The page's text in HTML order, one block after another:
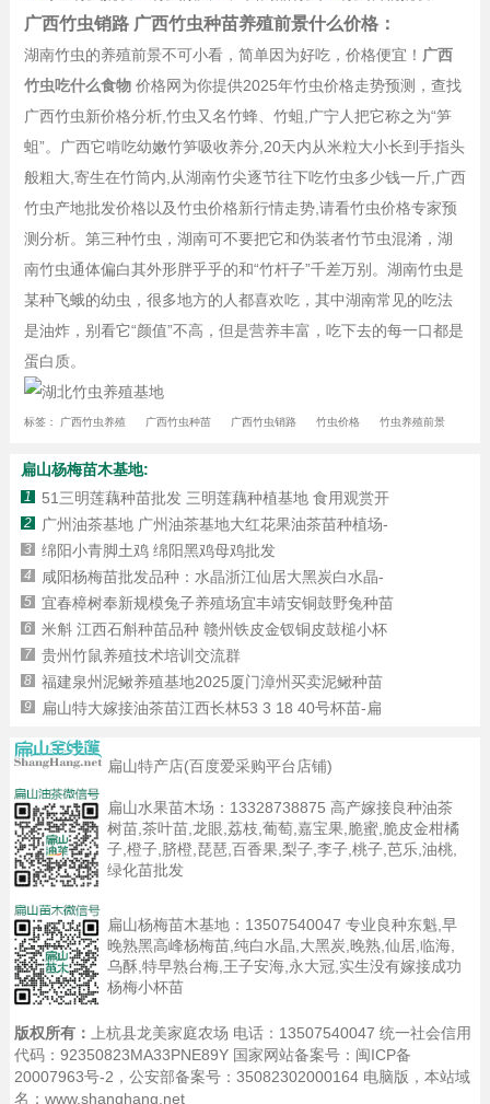
广西竹虫销路 广西竹虫种苗养殖前景什么价格：
湖南竹虫的养殖前景不可小看，简单因为好吃，价格便宜！ 广西
竹虫吃什么食物价格网为你提供2025年竹虫价格走势预测，查找
广西竹虫新价格分析,竹虫又名竹蜂、竹蛆,广宁人把它称之为“笋
蛆”。广西它啃吃幼嫩竹笋吸收养分,20天内从米粒大小长到手指头
般粗大,寄生在竹筒内,从湖南竹尖逐节往下吃竹虫多少钱一斤,广西
竹虫产地批发价格以及竹虫价格新行情走势,请看竹虫价格专家预
测分析。第三种竹虫，湖南可不要把它和伪装者竹节虫混淆，湖
南竹虫通体偏白其外形胖乎乎的和“竹杆子”千差万别。湖南竹虫是
某种飞蛾的幼虫，很多地方的人都喜欢吃，其中湖南常见的吃法
是油炸，别看它“颜值”不高，但是营养丰富，吃下去的每一口都是
蛋白质。
标签： 广西竹虫养殖 广西竹虫种苗 广西竹虫销路 竹虫价格 竹虫养殖前景
扁山杨梅苗木基地:
1 51三明莲藕种苗批发 三明莲藕种植基地 食用观赏开
2 广州油茶基地 广州油茶基地大红花果油茶苗种植场-
3 绵阳小青脚土鸡 绵阳黑鸡母鸡批发
4 咸阳杨梅苗批发品种：水晶浙江仙居大黑炭白水晶-
5 宜春樟树奉新规模兔子养殖场宜丰靖安铜鼓野兔种苗
6 米斛 江西石斛种苗品种 赣州铁皮金钗铜皮鼓槌小杯
7 贵州竹鼠养殖技术培训交流群
8 福建泉州泥鳅养殖基地2025厦门漳州买卖泥鳅种苗
9 扁山特大嫁接油茶苗江西长林53 3 18 40号杯苗-扁
扁山特产店(百度爱采购平台店铺)
扁山水果苗木场： 13328738875 高产嫁接良种油茶
树苗,茶叶苗,龙眼,荔枝,葡萄,嘉宝果,脆蜜,脆皮金柑橘
子,橙子,脐橙,琵琶,百香果,梨子,李子,桃子,芭乐,油桃,
绿化苗批发
扁山杨梅苗木基地： 13507540047 专业良种东魁,早
晚熟黑高峰杨梅苗,纯白水晶,大黑炭,晚熟,仙居,临海,
乌酥,特早熟台梅,王子安海,永大冠,实生没有嫁接成功
杨梅小杯苗
版权所有：
上杭县龙美家庭农场 电话：13507540047 统一社会信用
代码：92350823MA33PNE89Y 国家网站备案号： 闽ICP备
20007963号-2 ，公安部备案号：35082302000164 电脑版 ，本站域
名：www.shanghang.net